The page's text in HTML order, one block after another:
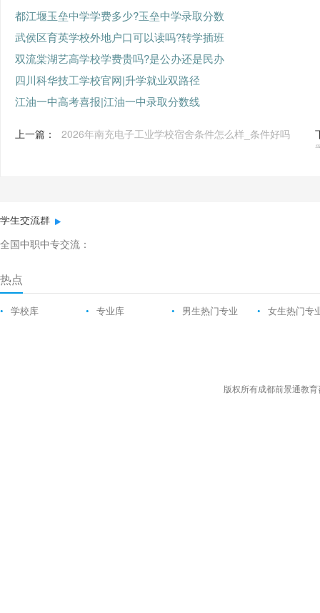
都江堰玉垒中学学费多少?玉垒中学录取分数
武侯区育英学校外地户口可以读吗?转学插班
双流棠湖艺高学校学费贵吗?是公办还是民办
四川科华技工学校官网|升学就业双路径
江油一中高考喜报|江油一中录取分数线
上一篇： 2026年南充电子工业学校宿舍条件怎么样_条件好吗
学生交流群
全国中职中专交流：
热点
• 学校库 • 专业库 • 男生热门专业 • 女生热门专
版权所有成都前景通教